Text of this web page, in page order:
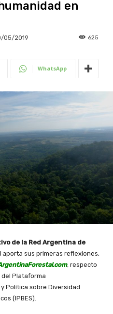
en
05/2019 625
WhatsApp
de la Red Argentina de
aporta sus primeras reflexiones,
, respecto
del Plataforma
Política sobre Diversidad
(IPBES).